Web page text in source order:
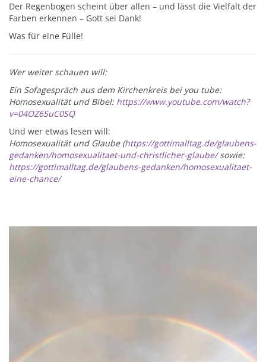
Der Regenbogen scheint über allen – und lässt die Vielfalt der
Farben erkennen – Gott sei Dank!
Was für eine Fülle!
Wer weiter schauen will:
Ein Sofagespräch aus dem Kirchenkreis bei you tube:
Homosexualität und Bibel: https://www.youtube.com/watch?
v=04OZ6SuC0SQ
Und wer etwas lesen will:
Homosexualität und Glaube (https://gottimalltag.de/glaubens-
gedanken/homosexualitaet-und-christlicher-glaube/sowie:
https://gottimalltag.de/glaubens-gedanken/homosexualitaet-
eine-chance/